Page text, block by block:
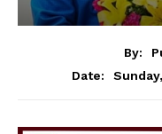
By:
Date: